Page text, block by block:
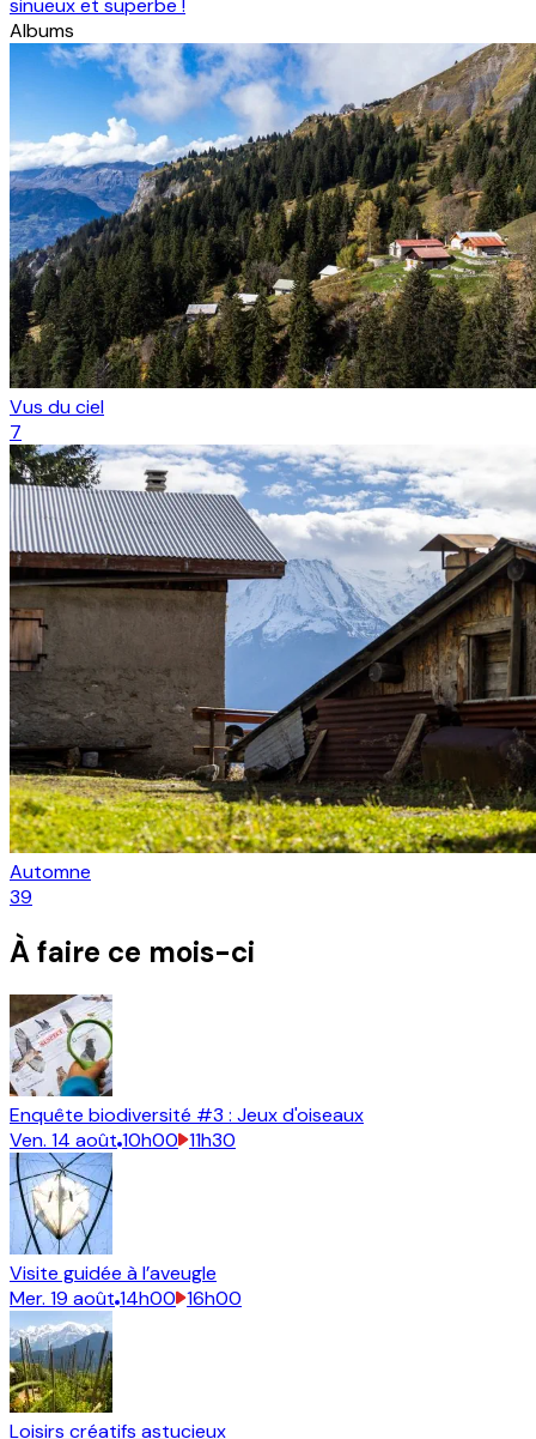
sinueux et superbe !
Albums
Vus du ciel
7
Automne
39
À faire ce mois-ci
Enquête biodiversité #3 : Jeux d'oiseaux
Ven. 14 août 10h00 11h30
Visite guidée à l’aveugle
Mer. 19 août 14h00 16h00
Loisirs créatifs astucieux